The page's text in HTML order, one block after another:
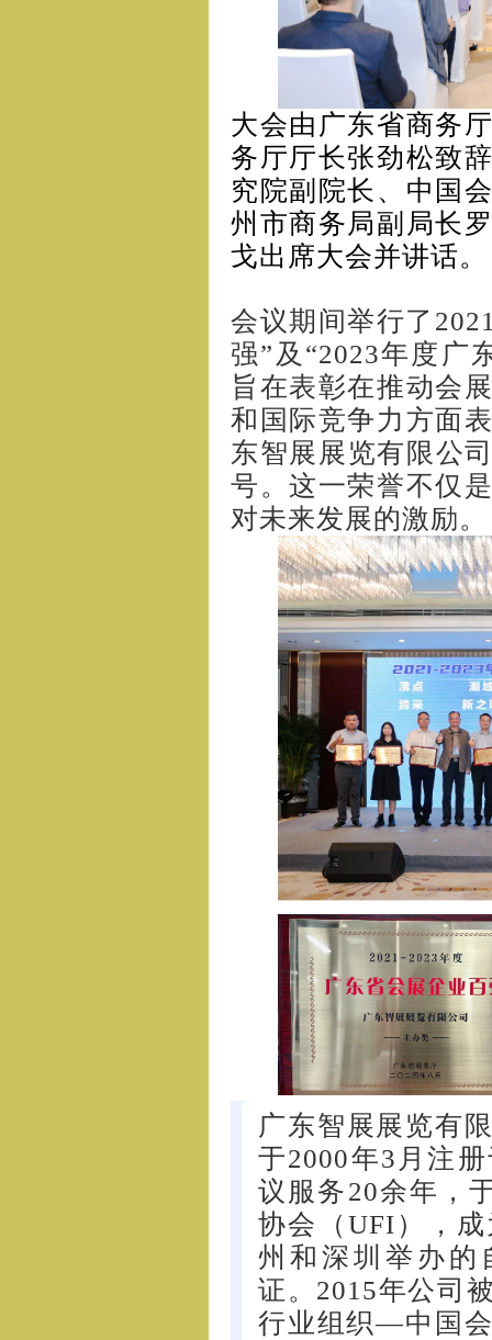
大会由广东省商务
务厅厅长张劲松致
究院副院长、中国
州市商务局副局长
戈出席大会并讲话。
会议期间举行了
强”及“2023年度广
旨在表彰在推动会
和国际竞争力方面
东智展展览有限公
号。这一荣誉不仅
对未来发展的激励。
广东智展展览有
于2000年3月注
议服务20余年，
协会（UFI），
州和深圳举办的
证。2015年公司
行业组织—中国